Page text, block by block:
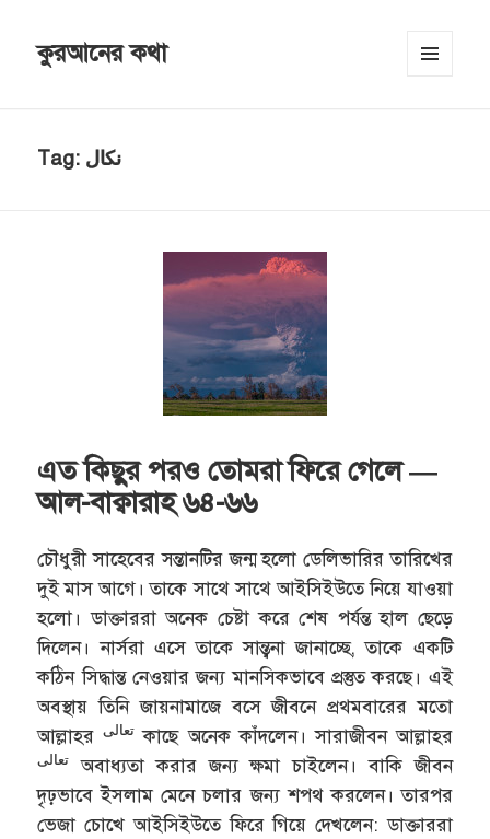
কুরআনের কথা
Tag: نكال
এত কিছুর পরও তোমরা ফিরে গেলে —
আল-বাক্বারাহ ৬৪-৬৬
চৌধুরী সাহেবের সন্তানটির জন্ম হলো ডেলিভারির তারিখের
দুই মাস আগে। তাকে সাথে সাথে আইসিইউতে নিয়ে যাওয়া
হলো। ডাক্তাররা অনেক চেষ্টা করে শেষ পর্যন্ত হাল ছেড়ে
দিলেন। নার্সরা এসে তাকে সান্ত্বনা জানাচ্ছে, তাকে একটি
কঠিন সিদ্ধান্ত নেওয়ার জন্য মানসিকভাবে প্রস্তুত করছে। এই
অবস্থায় তিনি জায়নামাজে বসে জীবনে প্রথমবারের মতো
আল্লাহরتعالى কাছে অনেক কাঁদলেন। সারাজীবন আল্লাহর
تعالى
অবাধ্যতা করার জন্য ক্ষমা চাইলেন। বাকি জীবন
দৃঢ়ভাবে ইসলাম মেনে চলার জন্য শপথ করলেন। তারপর
ভেজা চোখে আইসিইউতে ফিরে গিয়ে দেখলেন: ডাক্তাররা